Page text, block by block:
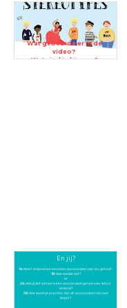
Wat gebeurde er in de
video?
Wat vind je hiervan?
En jij?
1A:Heeft iemand wel eens een vooroordeel over jou gehad?
1B:Hoe voelde dat?
of
2A:Heb jij zelf wel eens een vooroordeel gehad over iets of
iemand?
2B:Hoe kwam je erachter dat dit vooroordeel niet/wel
klopte?